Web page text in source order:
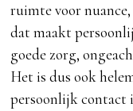
ruimte voor
dat maakt
goede zorg,
Het is dus ook
persoonlijk contact